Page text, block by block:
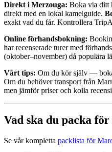
Direkt i Merzouga: Boka via ditt
direkt med en lokal kamelguide.
exakt vad du får. Kontrollera
Online förhandsbokning:
har recenserade turer med
(oktober–november) då populära
Vårt tips: Om du kör själv —
Om du behöver transport från
men jämför priser och kolla
Vad ska du packa för
Se vår kompletta packlista för